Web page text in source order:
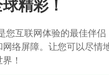
精彩！
您互联网体验的最佳伴
络屏障。让您可以尽情
！